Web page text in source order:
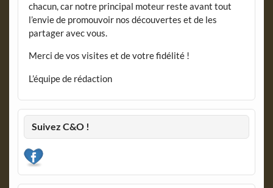
chacun, car notre principal moteur reste avant tout
l’envie de promouvoir nos découvertes et de les
partager avec vous.
Merci de vos visites et de votre fidélité !
L’équipe de rédaction
Suivez C&O !